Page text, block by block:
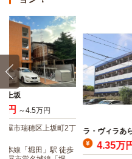
ラ・ヴィラあ
4.35万
上坂
円 ～4.5万円
屋市瑞穂区上坂町2丁
本線「堀田」駅 徒歩